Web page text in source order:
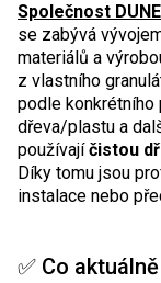
Společnost
se zabývá
materiálů a
z vlastního
podle konkrétního
dřeva/plastu a
používajíčistou
Díky tomu jsou
instalace nebo
✅ Co